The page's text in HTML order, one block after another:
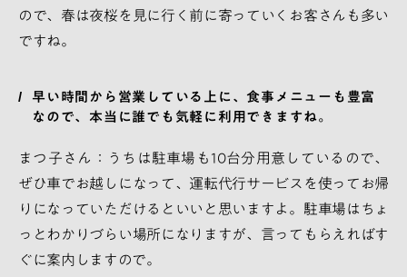
ので、春は夜桜を見に行く前に寄っていくお客さんも多い
ですね。
早い時間から営業している上に、食事メニューも豊富
なので、本当に誰でも気軽に利用できますね。
まつ子さん：うちは駐車場も10台分用意しているので、
ぜひ車でお越しになって、運転代行サービスを使ってお帰
りになっていただけるといいと思いますよ。駐車場はちょ
っとわかりづらい場所になりますが、言ってもらえればす
ぐに案内しますので。